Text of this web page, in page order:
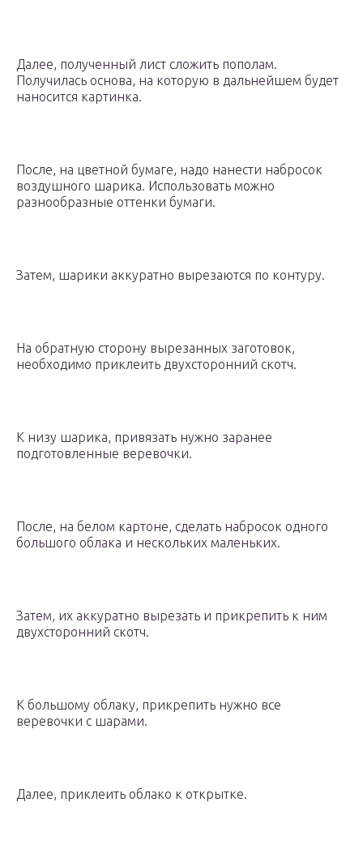
Далее, полученный лист сложить пополам.
Получилась основа, на которую в дальнейшем будет
наносится картинка.
После, на цветной бумаге, надо нанести набросок
воздушного шарика. Использовать можно
разнообразные оттенки бумаги.
Затем, шарики аккуратно вырезаются по контуру.
На обратную сторону вырезанных заготовок,
необходимо приклеить двухсторонний скотч.
К низу шарика, привязать нужно заранее
подготовленные веревочки.
После, на белом картоне, сделать набросок одного
большого облака и нескольких маленьких.
Затем, их аккуратно вырезать и прикрепить к ним
двухсторонний скотч.
К большому облаку, прикрепить нужно все
веревочки с шарами.
Далее, приклеить облако к открытке.